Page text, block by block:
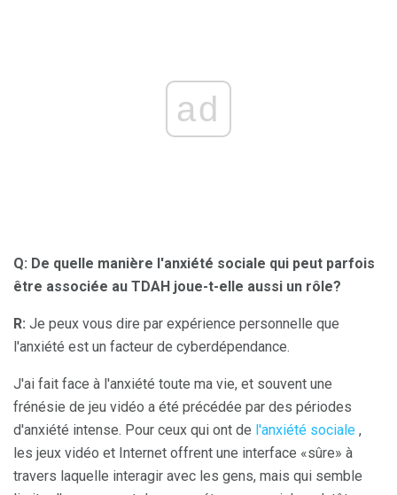
ad
Q: De quelle manière l'anxiété sociale qui peut parfois
être associée au TDAH joue-t-elle aussi un rôle?
R: Je peux vous dire par expérience personnelle que
l'anxiété est un facteur de cyberdépendance.
J'ai fait face à l'anxiété toute ma vie, et souvent une
frénésie de jeu vidéo a été précédée par des périodes
d'anxiété intense. Pour ceux qui ont de l'anxiété sociale ,
les jeux vidéo et Internet offrent une interface «sûre» à
travers laquelle interagir avec les gens, mais qui semble